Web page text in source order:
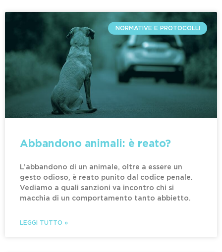
NORMATIVE E PROTOCOLLI
Abbandono animali: è reato?
L’abbandono di un animale, oltre a essere un
gesto odioso, è reato punito dal codice penale.
Vediamo a quali sanzioni va incontro chi si
macchia di un comportamento tanto abbietto.
LEGGI TUTTO »